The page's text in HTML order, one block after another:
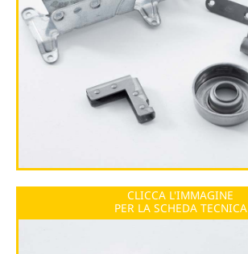
CLICCA L'IMMAGINE
PER LA SCHEDA TECNICA